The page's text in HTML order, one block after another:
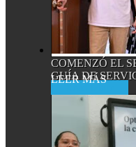
COMENZÓ EL
GUÍA DE